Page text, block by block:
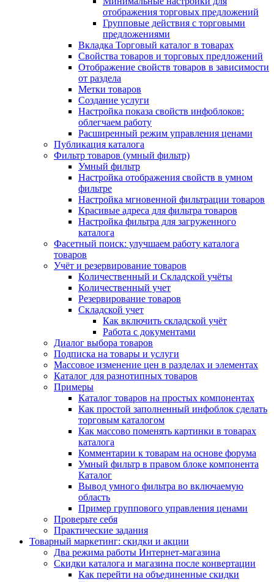
отображения торговых предложений
Групповые действия с торговыми
предложениями
Вкладка Торговый каталог в товарах
Свойства товаров и торговых предложений
Отображение свойств товаров в зависимости
от раздела
Метки товаров
Создание услуги
Настройка показа свойств инфоблоков:
облегчаем работу
Расширенный режим управления ценами
Публикация каталога
Фильтр товаров (умный фильтр)
Умный фильтр
Настройка отображения свойств в умном
фильтре
Настройка мгновенной фильтрации товаров
Красивые адреса для фильтра товаров
Настройка фильтра для загруженного
каталога
Фасетный поиск: улучшаем работу каталога
товаров
Учёт и резервирование товаров
Количественный и Складской учёты
Количественный учет
Резервирование товаров
Складской учет
Как включить складской учёт
Работа с документами
Диалог выбора товаров
Подписка на товары и услуги
Массовое изменение цен в разделах и элементах
Каталог для разнотипных товаров
Примеры
Каталог товаров на простых компонентах
Как простой заполненный инфоблок сделать
торговым каталогом
Как массово поменять картинки в товарах
каталога
Комментарии к товарам на основе форума
Умный фильтр в правом блоке компонента
Каталог
Вывод умного фильтра во включаемую
область
Пример группового управления ценами
Проверьте себя
Практические задания
Товарный маркетинг: скидки и акции
Два режима работы Интернет-магазина
Скидки каталога и магазина после конвертации
Как перейти на объединенные скидки